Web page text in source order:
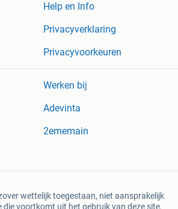
Help en Info
Privacyverklaring
Privacyvoorkeuren
Werken bij
Adevinta
2ememain
wettelijk toegestaan, niet aansprakelijk
voortkomt uit het gebruik van deze site,